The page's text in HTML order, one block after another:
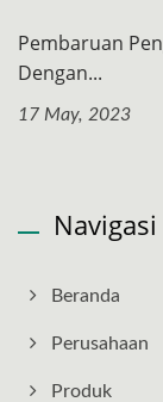
Pembaruan
Dengan...
17 May, 2023
Navigasi
Beranda
Perusahaan
Produk